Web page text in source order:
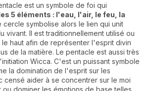
est un symbole de foi qui
5 éléments : l'eau, l'air, le feu, la
cercle symbolise alors le lien qui unit
vivant. Il est traditionnellement utilisé ou
haut afin de représenter l'esprit divin
de la matière. Le pentacle est aussi très
Wicca. C'est un puissant symbole
la domination de l'esprit sur les
censé aider à se concentrer sur le moi
dominer les émotions de base telles